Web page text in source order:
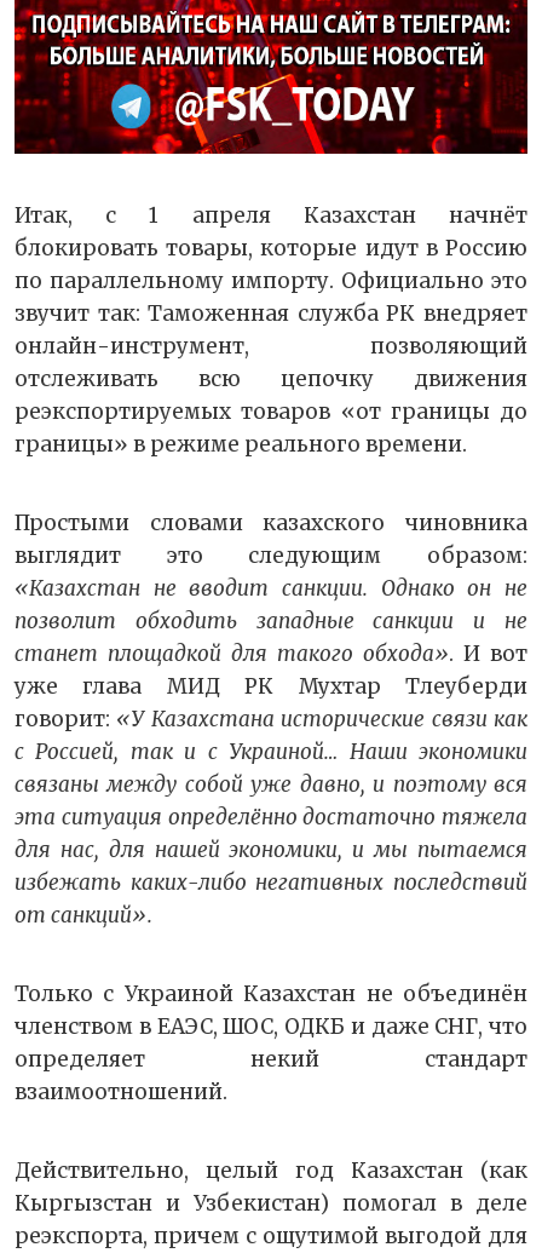
Итак, с 1 апреля Казахстан начнёт
блокировать товары, которые идут в Россию
по параллельному импорту. Официально это
звучит так: Таможенная служба РК внедряет
онлайн-инструмент, позволяющий
отслеживать всю цепочку движения
реэкспортируемых товаров «от границы до
границы» в режиме реального времени.
Простыми словами казахского чиновника
выглядит это следующим образом:
«Казахстан не вводит санкции. Однако он не
позволит обходить западные санкции и не
станет площадкой для такого обхода». И вот
уже глава МИД РК Мухтар Тлеуберди
говорит: «У Казахстана исторические связи как
с Россией, так и с Украиной… Наши экономики
связаны между собой уже давно, и поэтому вся
эта ситуация определённо достаточно тяжела
для нас, для нашей экономики, и мы пытаемся
избежать каких-либо негативных последствий
от санкций».
Только с Украиной Казахстан не объединён
членством в ЕАЭС, ШОС, ОДКБ и даже СНГ, что
определяет некий стандарт
взаимоотношений.
Действительно, целый год Казахстан (как
Кыргызстан и Узбекистан) помогал в деле
реэкспорта, причем с ощутимой выгодой для